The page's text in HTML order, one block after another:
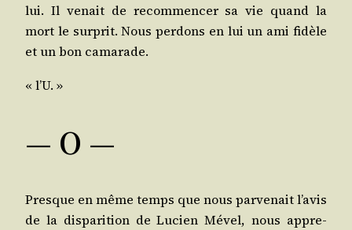
lui. Il venait de recom­men­cer sa vie quand la
mort le sur­prit. Nous per­dons en lui un ami fidèle
et un bon camarade.
« l’U. »
— O —
Presque en même temps que nous par­ve­nait l’a­vis
de la dis­pa­ri­tion de Lucien Mével, nous appre­